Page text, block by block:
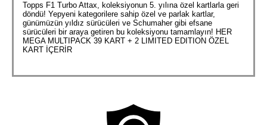
Topps F1 Turbo Attax, koleksiyonun 5. yılına özel kartlarla geri
döndü! Yepyeni kategorilere sahip özel ve parlak kartlar,
günümüzün yıldız sürücüleri ve Schumaher gibi efsane
sürücüleri bir araya getiren bu koleksiyonu tamamlayın! HER
MEGA MULTIPACK 39 KART + 2 LIMITED EDITION ÖZEL
KART İÇERİR